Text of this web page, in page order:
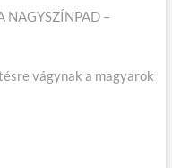
NAGYSZÍNPAD –
vágynak a magyarok